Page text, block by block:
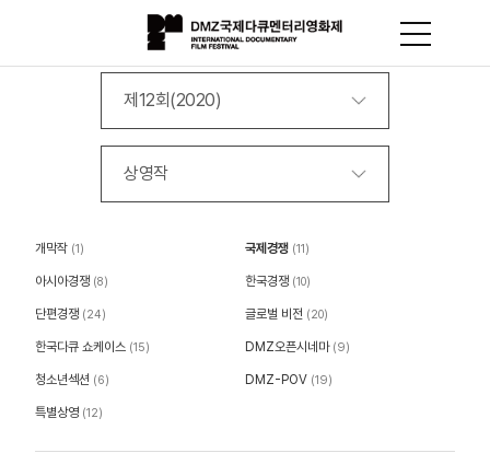
제12회(2020)
상영작
개막작 (1) 국제경쟁 (11)
아시아경쟁 (8) 한국경쟁 (10)
단편경쟁 (24) 글로벌 비전 (20)
한국다큐 쇼케이스 (15) DMZ오픈시네마(9)
청소년섹션 (6) DMZ-POV (19)
특별상영 (12)